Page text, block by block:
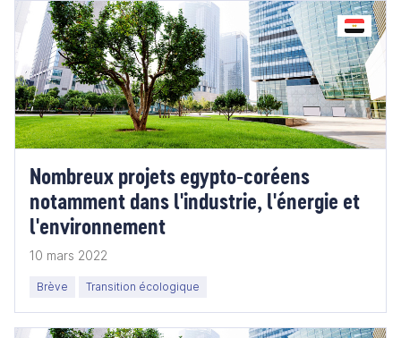
Nombreux projets egypto-coréens
notamment dans l'industrie, l'énergie et
l'environnement
10 mars 2022
Brève Transition écologique